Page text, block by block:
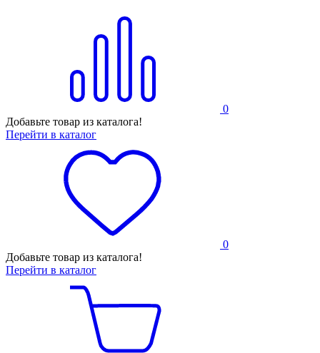
0
Добавьте товар из каталога!
Перейти в каталог
0
Добавьте товар из каталога!
Перейти в каталог